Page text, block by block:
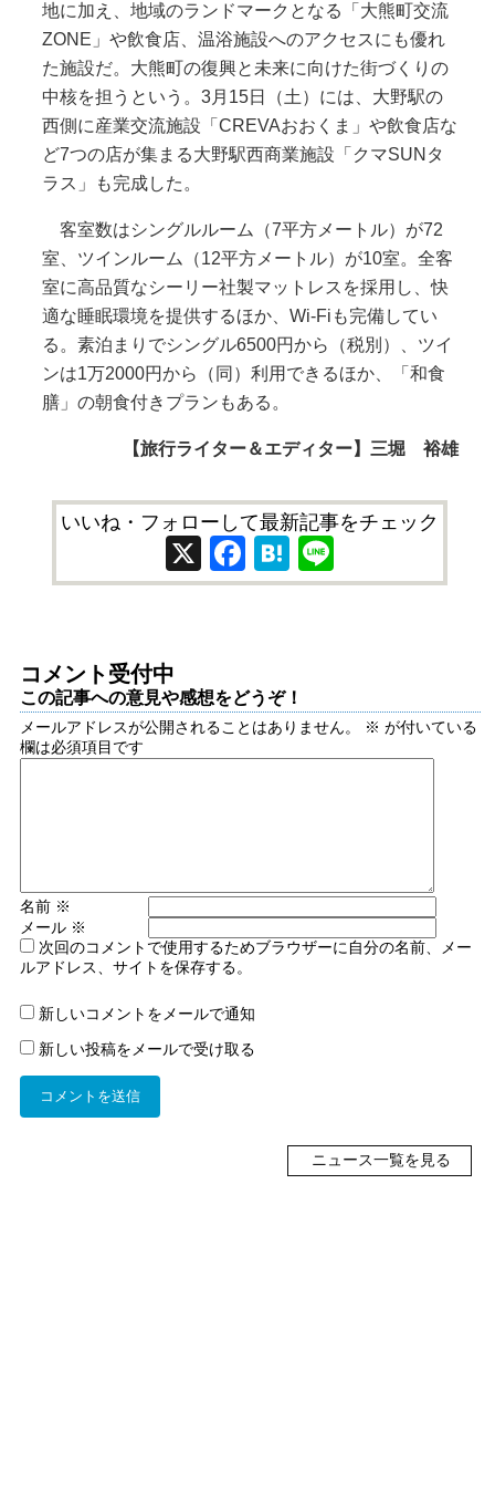
地に加え、地域のランドマークとなる「大熊町交流
ZONE」や飲食店、温浴施設へのアクセスにも優れ
た施設だ。大熊町の復興と未来に向けた街づくりの
中核を担うという。3月15日（土）には、大野駅の
西側に産業交流施設「CREVAおおくま」や飲食店な
ど7つの店が集まる大野駅西商業施設「クマSUNタ
ラス」も完成した。
客室数はシングルルーム（7平方メートル）が72
室、ツインルーム（12平方メートル）が10室。全客
室に高品質なシーリー社製マットレスを採用し、快
適な睡眠環境を提供するほか、Wi-Fiも完備してい
る。素泊まりでシングル6500円から（税別）、ツイ
ンは1万2000円から（同）利用できるほか、「和食
膳」の朝食付きプランもある。
【旅行ライター＆エディター】三堀 裕雄
いいね・フォローして最新記事をチェック
X Facebook
Hatena
コメント受付中
この記事への意見や感想をどうぞ！
メールアドレスが公開されることはありません。 ※ が付いている
欄は必須項目です
名前 ※
メール ※
次回のコメントで使用するためブラウザーに自分の名前、メー
ルアドレス、サイトを保存する。
新しいコメントをメールで通知
新しい投稿をメールで受け取る
ニュース一覧を見る